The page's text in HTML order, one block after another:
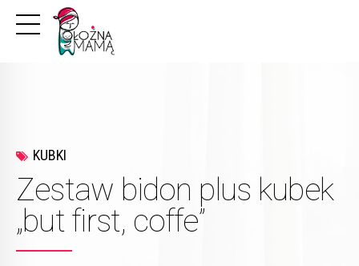
KUBKI
Zestaw bidon plus kubek
„but first, coffe”